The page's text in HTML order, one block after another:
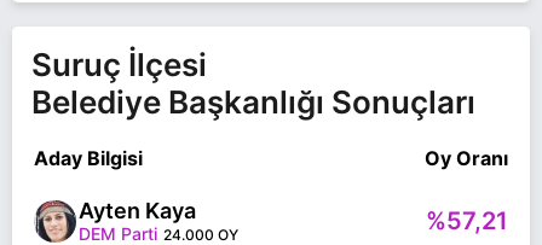
Suruç İlçesi
Belediye Başkanlığı Sonuçları
Aday Bilgisi Oy Oranı
Ayten Kaya
DEM Parti 24.000 OY %57,21